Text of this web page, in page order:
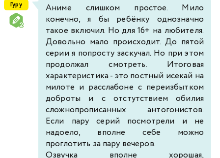
Гуру
Аниме слишком простое. Мило
конечно, я бы ребёнку однозначно
такое включил. Но для 16+ на любителя.
Довольно мало происходит. До пятой
серии я попросту заскучал. Но при этом
продолжал смотреть. Итоговая
характеристика - это постный исекай на
милоте и расслабоне с переизбытком
доброты и с отстутствием обилия
сложнопрописанных антогонистов.
Если пару серий посмотрели и не
надоело, вполне себе можно
проглотить за пару вечеров.
Озвучка вполне хорошая,